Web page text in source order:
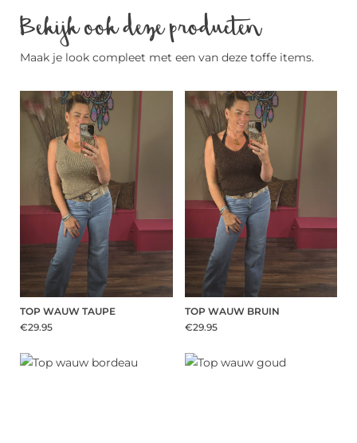
Bekijk ook deze producten
Maak je look compleet met een van deze toffe items.
TOP WAUW TAUPE
€29.95
TOP WAUW BRUIN
€29.95